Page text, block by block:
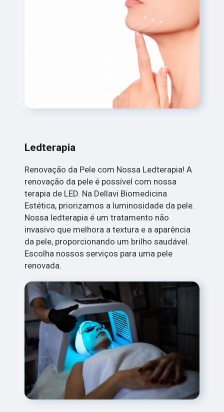
Ledterapia
Renovação da Pele com Nossa Ledterapia! A
renovação da pele é possível com nossa
terapia de LED. Na Dellavi Biomedicina
Estética, priorizamos a luminosidade da pele.
Nossa ledterapia é um tratamento não
invasivo que melhora a textura e a aparência
da pele, proporcionando um brilho saudável.
Escolha nossos serviços para uma pele
renovada.